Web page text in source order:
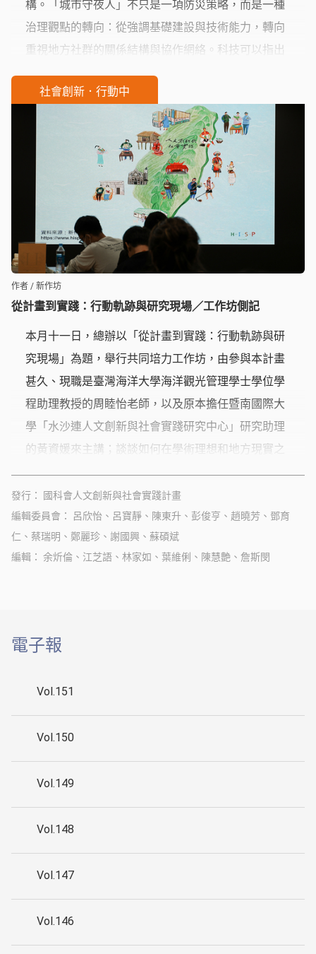
構。「城市守夜人」不只是一項防災策略，而是一種
治理觀點的轉向：從強調基礎建設與技術能力，轉向
重視地方社群的關係結構與協作網絡。科技可以指出
風險的位置，但能否承受風險，最終取決於人與人之
間的連帶、信任與互助。
社會創新．行動中
從計畫到實踐：行動軌跡與研究現場／工作坊側記
作者 / 新作坊
本月十一日，總辦以「從計畫到實踐：行動軌跡與研
究現場」為題，舉行共同培力工作坊，由參與本計畫
甚久、現職是臺灣海洋大學海洋觀光管理學士學位學
程助理教授的周睦怡老師，以及原本擔任暨南國際大
學「水沙連人文創新與社會實踐研究中心」研究助理
的黃資媛來主講；談談如何在學術理想和地方現實之
間推動工作，分享他們遇過的困境與調適策略。
發行
國科會人文創新與社會實踐計畫
編輯委員會
呂欣怡、呂寶靜、陳東升、彭俊亨、趙曉芳、鄧育
仁、蔡瑞明、鄭麗珍、謝國興、蘇碩斌
編輯
余炘倫、江芝語、林家如、葉維俐、陳慧艶、詹斯閔
電子報
Vol.151
Vol.150
Vol.149
Vol.148
Vol.147
Vol.146